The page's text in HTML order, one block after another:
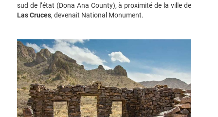
sud de l’état (Dona Ana County), à proximité de la ville de
Las Cruces, devenait National Monument.